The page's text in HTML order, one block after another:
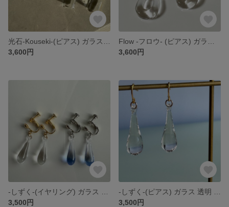
3,600円
3,600円
3,500円
3,500円